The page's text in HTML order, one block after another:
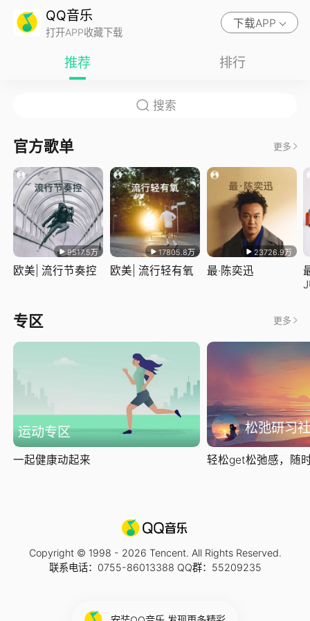
QQ音乐
打开APP收藏下载
下载APP
推荐 排行
官方歌单 更多
9517.5万
欧美| 流行节奏控
17805.8万
欧美| 流行轻有氧
23726.9万
最·陈奕迅
专区 更多
运动专区
一起健康动起来
松弛研习社
轻松get松弛感，随
Copyright © 1998 - 2026 Tencent. All Rights Reserved.
联系电话：0755-86013388 QQ群：55209235